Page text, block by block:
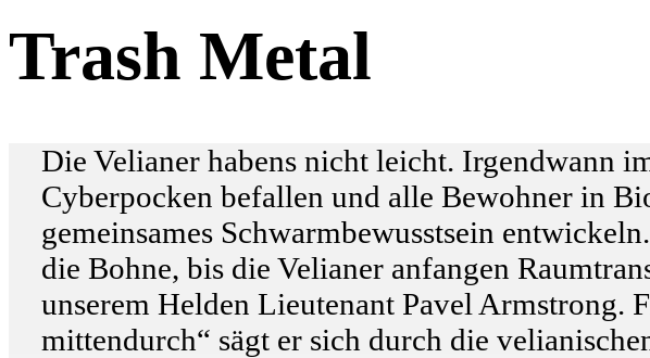
Trash Metal
Die Velianer habens nicht leicht. Irgendwann
Cyberpocken befallen und alle Bewohner in
gemeinsames Schwarmbewusstsein
die Bohne, bis die Velianer anfangen
unserem Helden Lieutenant Pavel Armstrong.
mittendurch“ sägt er sich durch die